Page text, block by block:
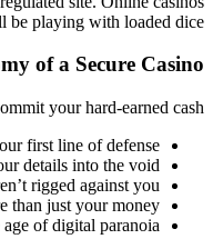
be playing with loaded dice.
of a Secure Casino
your hard-earned cash:
first line of defense.
details into the void.
rigged against you.
than just your money.
of digital paranoia.